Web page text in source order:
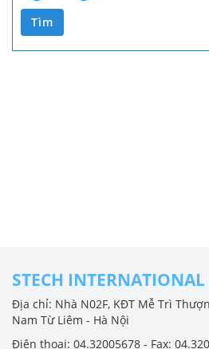
Tìm
STECH
Địa chỉ: Nhà N02F, KĐT Mễ Trì
Nam Từ Liêm - Hà Nội
Điện thoại: 04.32005678 - Fax: